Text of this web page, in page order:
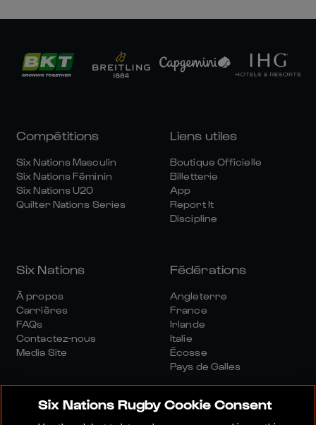
Compétitions
Six Nations Masculin
Six Nations Féminin
Six Nations U20
Quilter Nations Series
Liens utiles
Boutique Officielle
Billetterie
App
Report It
Discipline
Six Nations
À propos
Carrières
FAQs
Contactez-nous
Media Site
Fédérations
Angleterre
France
Irlande
Italie
Écosse
Pays de Galles
Six Nations Rugby Cookie Consent